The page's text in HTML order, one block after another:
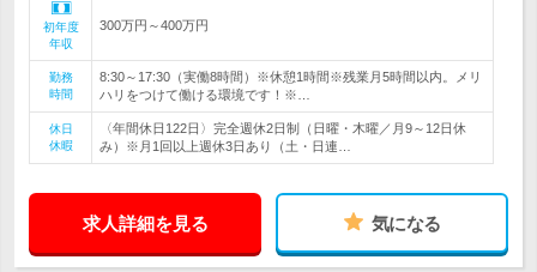
初年度
年収
300万円～400万円
勤務
時間
8:30～17:30（実働8時間）※休憩1時間※残業月5時間以内。メリ
ハリをつけて働ける環境です！※…
休日
休暇
〈年間休日122日〉完全週休2日制（日曜・木曜／月9～12日休
み）※月1回以上週休3日あり（土・日連…
求人詳細を見る 気になる